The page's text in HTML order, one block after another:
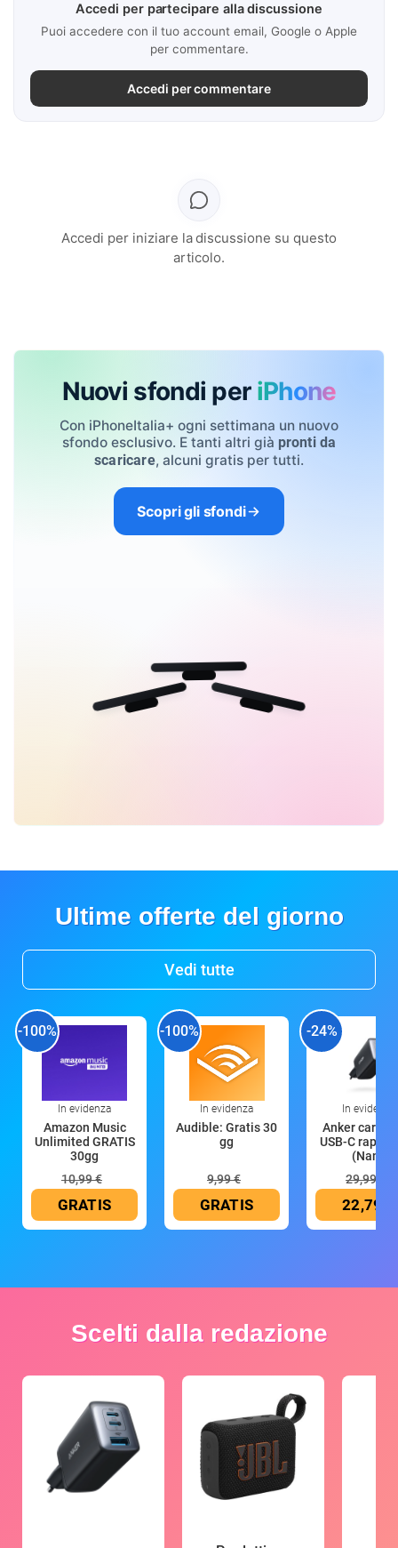
Accedi per partecipare alla discussione
Puoi accedere con il tuo account email, Google o Apple
per commentare.
Accedi per commentare
Accedi per iniziare la discussione su questo
articolo.
Nuovi sfondi per iPhone
Con iPhoneItalia+ ogni settimana un nuovo
sfondo esclusivo. E tanti altri già pronti da
scaricare, alcuni gratis per tutti.
Scopri gli sfondi
Ultime offerte del giorno
Vedi tutte
-100%
In evidenza
Amazon Music
Unlimited GRATIS
30gg
10,99 €
GRATIS
-100%
In evidenza
Audible: Gratis 30
gg
9,99 €
GRATIS
-24%
In evidenza
Anker
USB-C rapido
(Nano
29,99 €
22,79 €
Scelti dalla redazione